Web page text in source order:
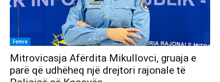
Femra
Mitrovicasja Afërdita Mikullovci, gruaja e
parë që udhëheq një drejtori rajonale të